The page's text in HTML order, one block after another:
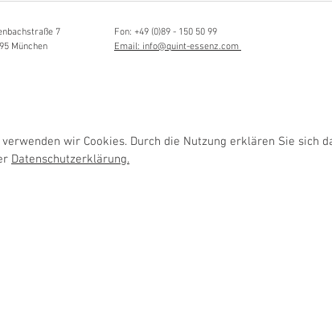
Grenzgängerin
7
München
Fon: +49 (0)89 - 150 50 99
Email: info@quint-essenz.com
wir Cookies. Durch die Nutzung erklären Sie sich
Datenschutzerklärung.